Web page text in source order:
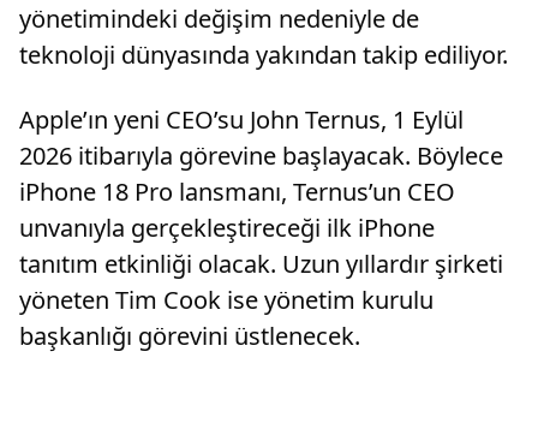
yönetimindeki değişim nedeniyle de
teknoloji dünyasında yakından takip ediliyor.
Apple’ın yeni CEO’su John Ternus, 1 Eylül
2026 itibarıyla görevine başlayacak. Böylece
iPhone 18 Pro lansmanı, Ternus’un CEO
unvanıyla gerçekleştireceği ilk iPhone
tanıtım etkinliği olacak. Uzun yıllardır şirketi
yöneten Tim Cook ise yönetim kurulu
başkanlığı görevini üstlenecek.